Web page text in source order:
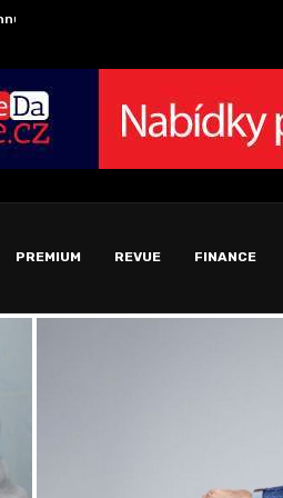
úspěšně přistála...
PREMIUM REVUE FINANCE